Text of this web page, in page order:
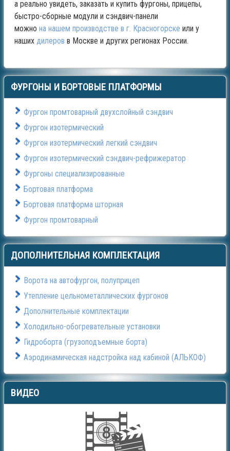
а реально увидеть, заказать и купить фургоны, прицепы,
быстро-сборные модули и сэндвич-панели
можно на нашем производстве в г. Красногорске или у
наших дилеров в Москве и других регионах России.
ФУРГОНЫ И БОРТОВЫЕ ПЛАТФОРМЫ
Фургон промтоварный двухслойный сэндвич
Фургон изотермический
Фургон изотермический легкий сэндвич
Фургон изотермический сэндвич-рефрижератор
Фургоны специализированные
Бортовая платформа
Бортовая платформа шторная
Фургон промтоварный
ДОПОЛНИТЕЛЬНАЯ КОМПЛЕКТАЦИЯ
Ворота на автофургон, полуприцеп
Утепление цельнометаллических фургонов
Дополнительные комплектации
Холодильно-обогревательные установки
Гидроборта (грузоподъемные борта)
Аэродинамическая надстройка над кабиной (АЛЬКОФ)
ВИДЕО